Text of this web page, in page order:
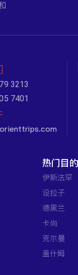
3213
7401
热门目
伊斯法罕
设拉子
德黑兰
卡尚
克尔曼
盖什姆